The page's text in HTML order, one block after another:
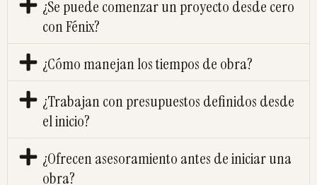
¿Se puede comenzar un proyecto desde cero
con Fénix?
¿Cómo manejan los tiempos de obra?
¿Trabajan con presupuestos definidos desde
el inicio?
¿Ofrecen asesoramiento antes de iniciar una
obra?